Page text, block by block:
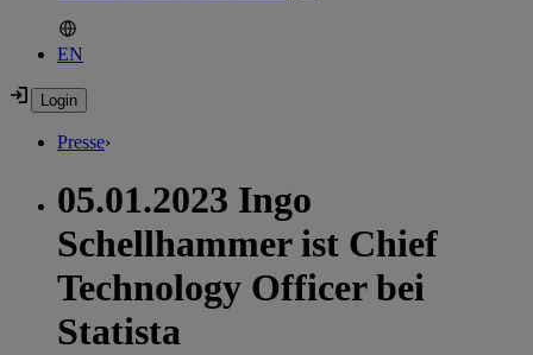
EN
Presse›
05.01.2023 Ingo
Schellhammer ist Chief
Technology Officer bei
Statista